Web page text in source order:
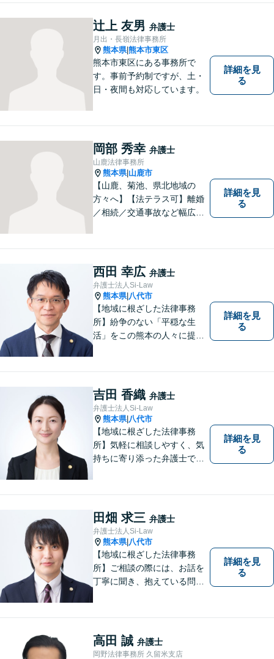
ノウハウ多数】相続手続きか
ら遺言書までトータルサポー
ト【JR熊本駅から徒歩1分】
辻上 友男 弁護士
月出・長嶺法律事務所
熊本県|熊本市東区
熊本市東区にある事務所で
す。事前予約制ですが、土・
日・夜間も対応しています。
詳細を見
る
岡部 秀幸 弁護士
山鹿法律事務所
熊本県| 山鹿市
【山鹿、菊池、県北地域の
方々へ】【法テラス可】離婚
／相続／交通事故など幅広く
そう地域に法的サービスを提
供してまいります。お気軽に
ご相談を！
詳細を見
る
西田 幸広 弁護士
弁護士法人Si-Law
熊本県| 八代市
【地域に根ざした法律事務
所】紛争のない「平穏な生
活」をこの熊本の人々に提供
す。一人でも多くの熊本地域
の人たちに紛争のない「平穏
な生活」を提供するという志
を持って日々の仕事に取り組
んでまいります。
詳細を見
る
吉田 香織 弁護士
弁護士法人Si-Law
熊本県| 八代市
【地域に根ざした法律事務
所】気軽に相談しやすく、気
持ちに寄り添った弁護士であ
やお気持ちに配慮し、納得の
いく解決のサポートができま
すよう、一つ一つのご依頼に
誠実に取り組んでまいりま
す。
詳細を見
る
田畑 求三 弁護士
弁護士法人Si-Law
熊本県| 八代市
【地域に根ざした法律事務
所】ご相談の際には、お話を
丁寧に聞き、抱えている問題
をご提案できるよう心がけて
います。 1人で悩まず、お気
軽にご相談ください。
詳細を見
る
高田 誠 弁護士
岡野法律事務所 久留米支店